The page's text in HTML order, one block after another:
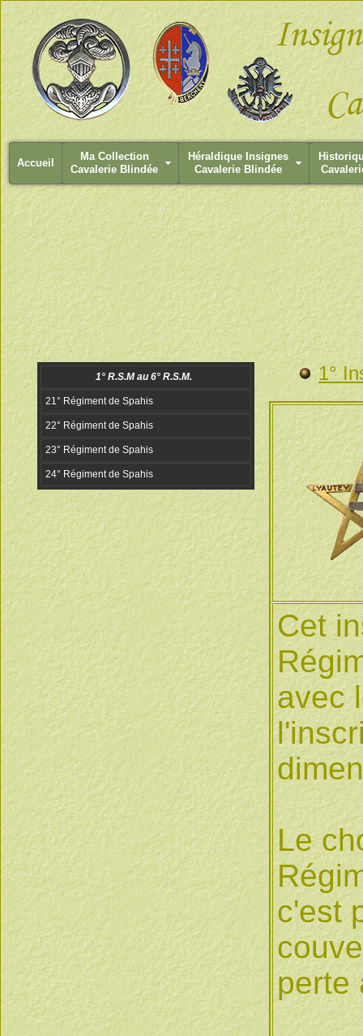
Accueil
Ma Collection
Cavalerie Blindée
Héraldique Insignes
Cavalerie Blindée
1°
Cet
avec
Le
c'est
perte